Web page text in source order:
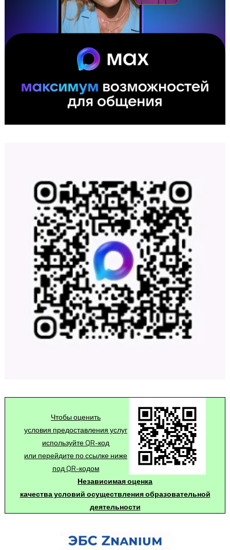
Чтобы оценить
условия предоставления услуг
используйте QR-код
или перейдите по ссылке ниже
под QR-кодом
Независимая оценка
качества условий осуществления образовательной
деятельности